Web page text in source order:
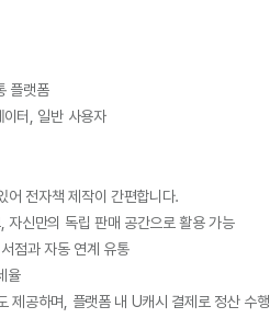
플랫폼
이터, 일반 사용자
어 전자책 제작이 간편합니다.
자신만의 독립 판매 공간으로 활용 가능
점과 자동 연계 유통
율
제공하며, 플랫폼 내 U캐시 결제로 정산 수행